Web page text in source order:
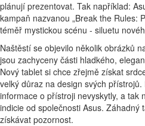
plánují prezentovat. Tak například:
kampaň nazvanou „Break the Rules:
téměř mystickou scénu - siluetu
Naštěstí se objevilo několik obrázků
jsou zachyceny části hladkého,
Nový tablet si chce zřejmě získat
velký důraz na design svých
informace o přístroji nevyskytly, a tak
indicie od společnosti Asus. Záhadný
získávat pozornost.